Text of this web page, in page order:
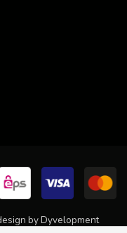
byDyvelopment